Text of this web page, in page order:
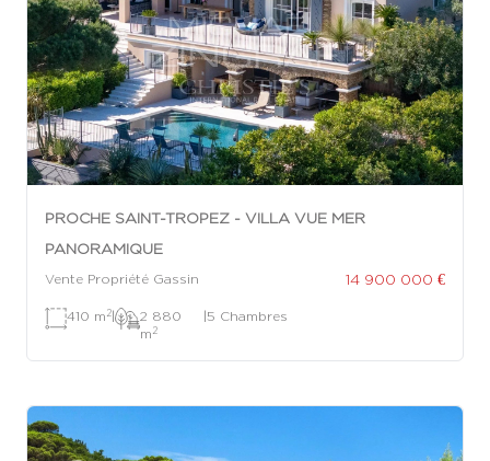
PROCHE SAINT-TROPEZ - VILLA VUE MER
PANORAMIQUE
Vente Propriété Gassin 14 900 000 €
410 m 2|
2 880
m 2
|5 Chambres